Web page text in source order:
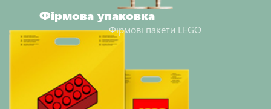
Фірмова упаковка
Фірмові пакети LEGO